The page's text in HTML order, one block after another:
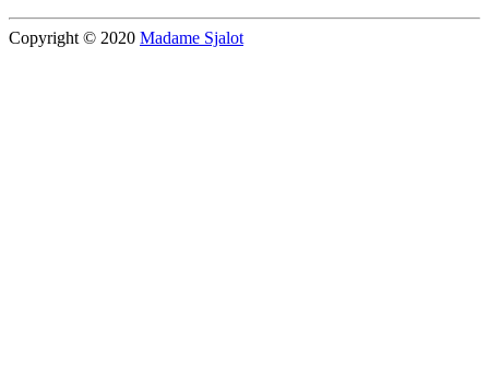
Copyright © 2020 Madame Sjalot